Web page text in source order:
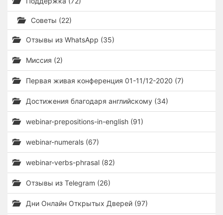
Советы (22)
Отзывы из WhatsApp (35)
Миссия (2)
Первая живая конференция 01-11/12-2020 (7)
Достижения благодаря английскому (34)
webinar-prepositions-in-english (91)
webinar-numerals (67)
webinar-verbs-phrasal (82)
Отзывы из Telegram (26)
Дни Онлайн Открытых Дверей (97)